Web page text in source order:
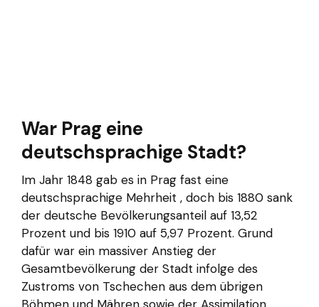
War Prag eine
deutschsprachige Stadt?
Im Jahr 1848 gab es in Prag fast eine
deutschsprachige Mehrheit , doch bis 1880 sank
der deutsche Bevölkerungsanteil auf 13,52
Prozent und bis 1910 auf 5,97 Prozent. Grund
dafür war ein massiver Anstieg der
Gesamtbevölkerung der Stadt infolge des
Zustroms von Tschechen aus dem übrigen